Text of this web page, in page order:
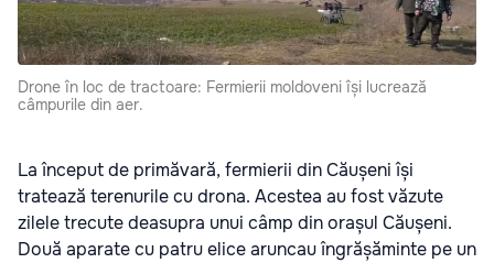
Drone în loc de tractoare: Fermierii moldoveni își lucrează
câmpurile din aer.
La început de primăvară, fermierii din Căușeni își
tratează terenurile cu drona. Acestea au fost văzute
zilele trecute deasupra unui câmp din orașul Căușeni.
Două aparate cu patru elice aruncau îngrășăminte pe un